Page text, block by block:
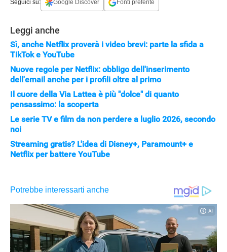
Seguici su: Google Discover Fonti preferite
Leggi anche
Sì, anche Netflix proverà i video brevi: parte la sfida a
TikTok e YouTube
Nuove regole per Netflix: obbligo dell'inserimento
dell'email anche per i profili oltre al primo
Il cuore della Via Lattea è più "dolce" di quanto
pensassimo: la scoperta
Le serie TV e film da non perdere a luglio 2026, secondo
noi
Streaming gratis? L'idea di Disney+, Paramount+ e
Netflix per battere YouTube